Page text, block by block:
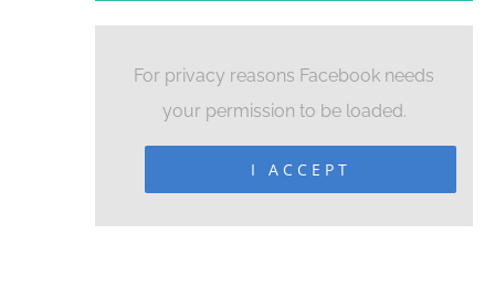
For privacy reasons Facebook needs
your permission to be loaded.
I ACCEPT